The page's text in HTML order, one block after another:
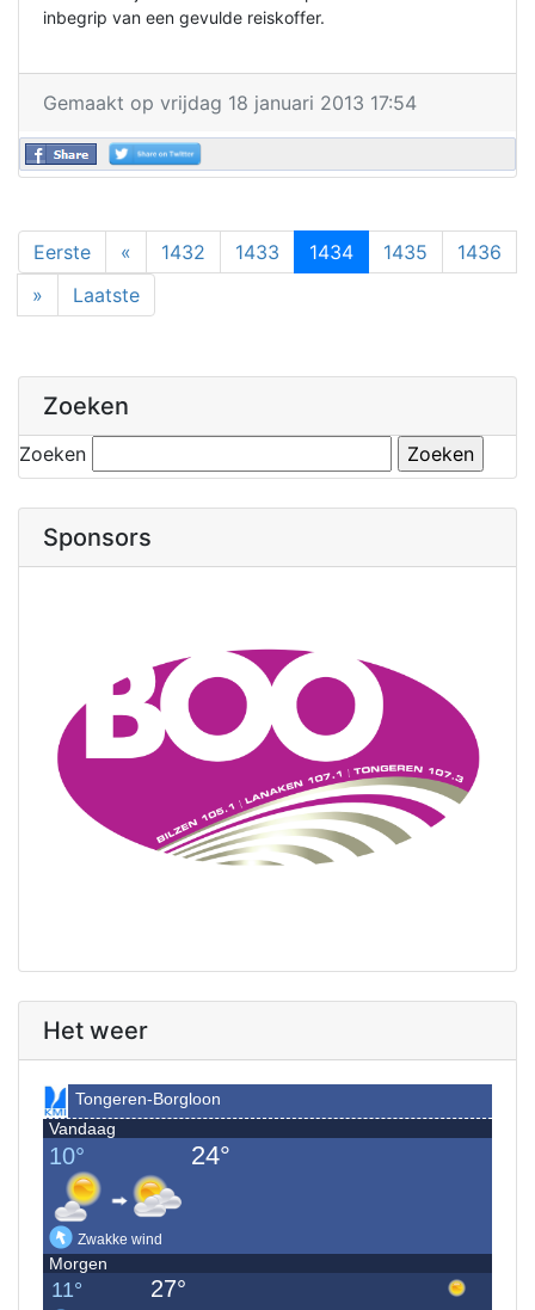
inbegrip van een gevulde reiskoffer.
Gemaakt op vrijdag 18 januari 2013 17:54
Eerste « 1432 1433 1434 1435
1436
»
Laatste
Zoeken
Zoeken
Sponsors
Het weer